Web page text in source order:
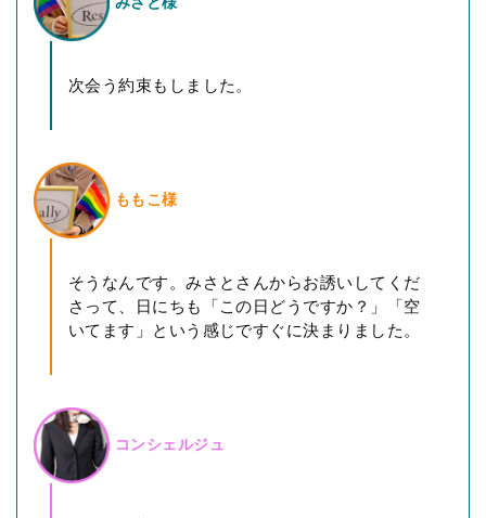
次会う約束もしました。
ももこ様
そうなんです。みさとさんからお誘いしてくだ
さって、日にちも「この日どうですか？」「空
いてます」という感じですぐに決まりました。
コンシェルジュ